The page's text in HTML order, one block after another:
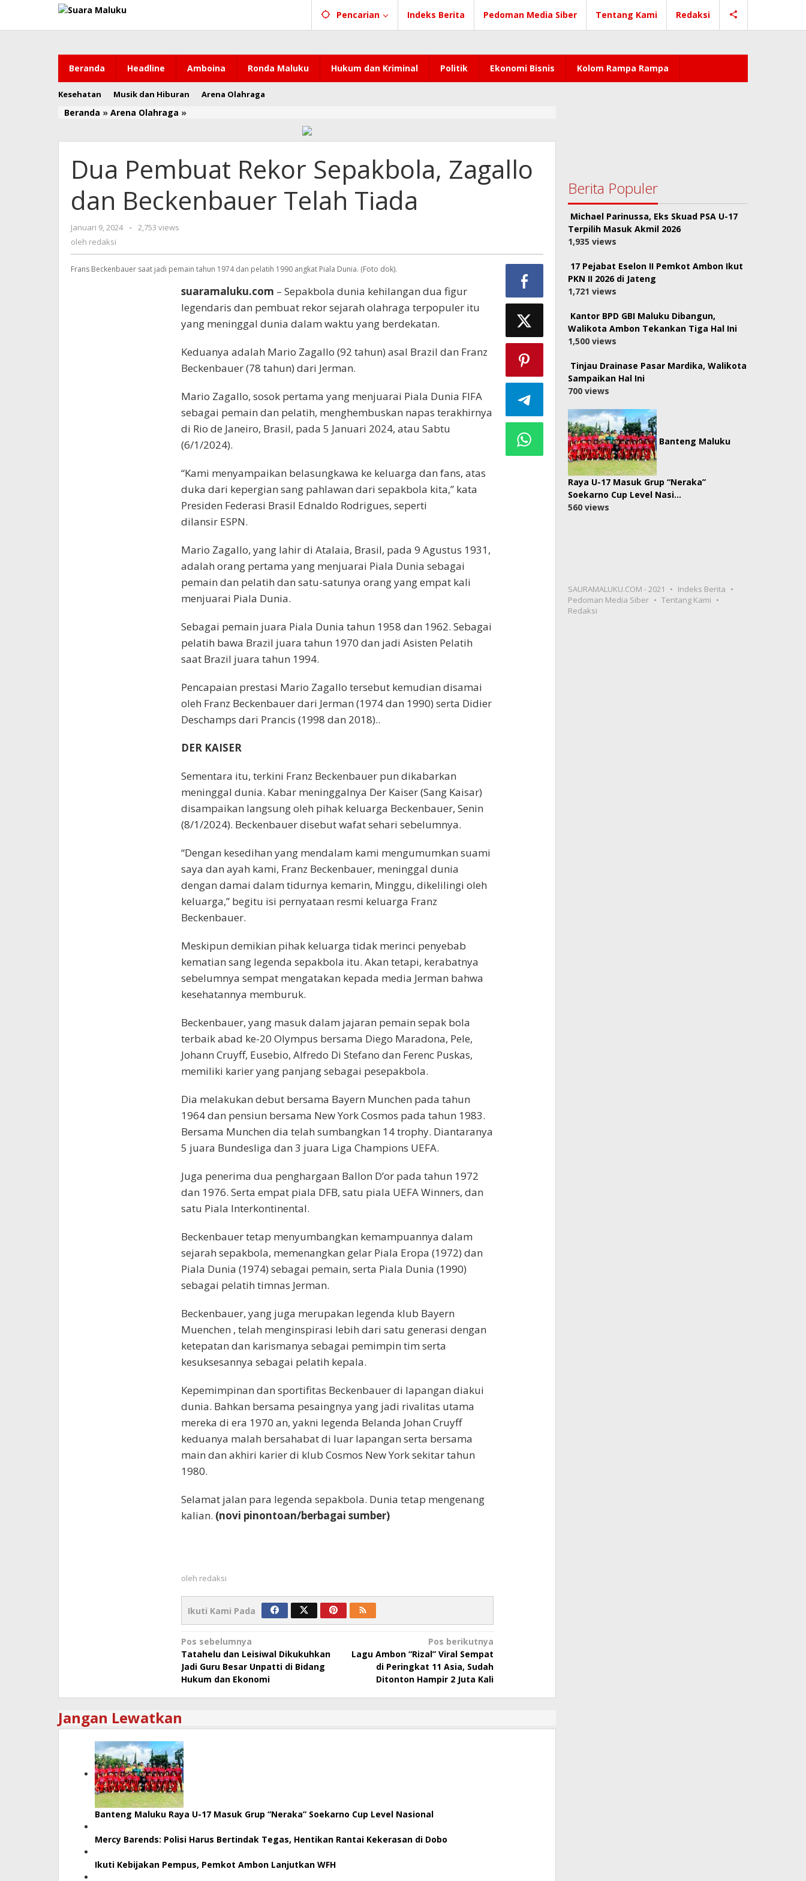
konten
Pencarian Indeks Berita Pedoman Media Siber Tentang Kami Redaksi
Beranda Headline Amboina Ronda Maluku Hukum dan Kriminal Politik Ekonomi Bisnis Kolom Rampa Rampa
Kesehatan Musik dan Hiburan Arena Olahraga
Beranda » Arena Olahraga »
Zagallo
dan
Beckenbauer
Telah
Tiada
Dua Pembuat Rekor Sepakbola, Zagallo
dan Beckenbauer Telah Tiada
Januari 9, 2024
oleh
-
2,753 views
oleh redaksi
Frans Beckenbauer saat jadi pemain tahun 1974 dan pelatih 1990 angkat Piala Dunia. (Foto dok).
suaramaluku.com – Sepakbola dunia kehilangan dua figur
legendaris dan pembuat rekor sejarah olahraga terpopuler itu
yang meninggal dunia dalam waktu yang berdekatan.
Keduanya adalah Mario Zagallo (92 tahun) asal Brazil dan Franz
Beckenbauer (78 tahun) dari Jerman.
Mario Zagallo, sosok pertama yang menjuarai Piala Dunia FIFA
sebagai pemain dan pelatih, menghembuskan napas terakhirnya
di Rio de Janeiro, Brasil, pada 5 Januari 2024, atau Sabtu
(6/1/2024).
“Kami menyampaikan belasungkawa ke keluarga dan fans, atas
duka dari kepergian sang pahlawan dari sepakbola kita,” kata
Presiden Federasi Brasil Ednaldo Rodrigues, seperti
dilansir ESPN.
Mario Zagallo, yang lahir di Atalaia, Brasil, pada 9 Agustus 1931,
adalah orang pertama yang menjuarai Piala Dunia sebagai
pemain dan pelatih dan satu-satunya orang yang empat kali
menjuarai Piala Dunia.
Sebagai pemain juara Piala Dunia tahun 1958 dan 1962. Sebagai
pelatih bawa Brazil juara tahun 1970 dan jadi Asisten Pelatih
saat Brazil juara tahun 1994.
Pencapaian prestasi Mario Zagallo tersebut kemudian disamai
oleh Franz Beckenbauer dari Jerman (1974 dan 1990) serta Didier
Deschamps dari Prancis (1998 dan 2018)..
DER KAISER
Sementara itu, terkini Franz Beckenbauer pun dikabarkan
meninggal dunia. Kabar meninggalnya Der Kaiser (Sang Kaisar)
disampaikan langsung oleh pihak keluarga Beckenbauer, Senin
(8/1/2024). Beckenbauer disebut wafat sehari sebelumnya.
“Dengan kesedihan yang mendalam kami mengumumkan suami
saya dan ayah kami, Franz Beckenbauer, meninggal dunia
dengan damai dalam tidurnya kemarin, Minggu, dikelilingi oleh
keluarga,” begitu isi pernyataan resmi keluarga Franz
Beckenbauer.
Meskipun demikian pihak keluarga tidak merinci penyebab
kematian sang legenda sepakbola itu. Akan tetapi, kerabatnya
sebelumnya sempat mengatakan kepada media Jerman bahwa
kesehatannya memburuk.
Beckenbauer, yang masuk dalam jajaran pemain sepak bola
terbaik abad ke-20 Olympus bersama Diego Maradona, Pele,
Johann Cruyff, Eusebio, Alfredo Di Stefano dan Ferenc Puskas,
memiliki karier yang panjang sebagai pesepakbola.
Dia melakukan debut bersama Bayern Munchen pada tahun
1964 dan pensiun bersama New York Cosmos pada tahun 1983.
Bersama Munchen dia telah sumbangkan 14 trophy. Diantaranya
5 juara Bundesliga dan 3 juara Liga Champions UEFA.
Juga penerima dua penghargaan Ballon D’or pada tahun 1972
dan 1976. Serta empat piala DFB, satu piala UEFA Winners, dan
satu Piala Interkontinental.
Beckenbauer tetap menyumbangkan kemampuannya dalam
sejarah sepakbola, memenangkan gelar Piala Eropa (1972) dan
Piala Dunia (1974) sebagai pemain, serta Piala Dunia (1990)
sebagai pelatih timnas Jerman.
Beckenbauer, yang juga merupakan legenda klub Bayern
Muenchen , telah menginspirasi lebih dari satu generasi dengan
ketepatan dan karismanya sebagai pemimpin tim serta
kesuksesannya sebagai pelatih kepala.
Kepemimpinan dan sportifitas Beckenbauer di lapangan diakui
dunia. Bahkan bersama pesaingnya yang jadi rivalitas utama
mereka di era 1970 an, yakni legenda Belanda Johan Cruyff
keduanya malah bersahabat di luar lapangan serta bersama
main dan akhiri karier di klub Cosmos New York sekitar tahun
1980.
Selamat jalan para legenda sepakbola. Dunia tetap mengenang
kalian. (novi pinontoan/berbagai sumber)
oleh redaksi
Ikuti Kami Pada
Navigasi
pos
Pos sebelumnya
Tatahelu dan Leisiwal Dikukuhkan
Jadi Guru Besar Unpatti di Bidang
Hukum dan Ekonomi
Pos berikutnya
Lagu Ambon “Rizal” Viral Sempat
di Peringkat 11 Asia, Sudah
Ditonton Hampir 2 Juta Kali
Jangan Lewatkan
Banteng Maluku Raya U-17 Masuk Grup “Neraka” Soekarno Cup Level Nasional
Mercy Barends: Polisi Harus Bertindak Tegas, Hentikan Rantai Kekerasan di Dobo
Ikuti Kebijakan Pempus, Pemkot Ambon Lanjutkan WFH
Berita Populer
Michael Parinussa, Eks Skuad PSA U-17
Terpilih Masuk Akmil 2026
1,935 views
17 Pejabat Eselon II Pemkot Ambon Ikut
PKN II 2026 di Jateng
1,721 views
Kantor BPD GBI Maluku Dibangun,
Walikota Ambon Tekankan Tiga Hal Ini
1,500 views
Tinjau Drainase Pasar Mardika, Walikota
Sampaikan Hal Ini
700 views
Banteng Maluku
Raya U-17 Masuk Grup “Neraka”
Soekarno Cup Level Nasi…
560 views
SAURAMALUKU.COM - 2021
Indeks Berita
Pedoman Media Siber
Tentang Kami
Redaksi